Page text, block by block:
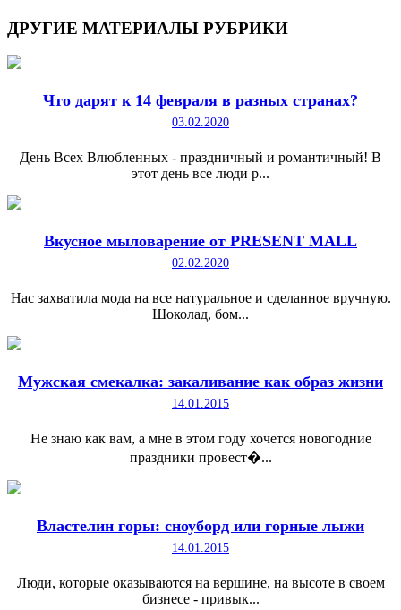
ДРУГИЕ МАТЕРИАЛЫ РУБРИКИ
Что дарят к 14 февраля в разных странах?
03.02.2020
День Всех Влюбленных - праздничный и романтичный! В
этот день все люди р...
Вкусное мыловарение от PRESENT MALL
02.02.2020
Нас захватила мода на все натуральное и сделанное вручную.
Шоколад, бом...
Мужская смекалка: закаливание как образ жизни
14.01.2015
Не знаю как вам, а мне в этом году хочется новогодние
праздники провест�...
Властелин горы: сноуборд или горные лыжи
14.01.2015
Люди, которые оказываются на вершине, на высоте в своем
бизнесе - привык...